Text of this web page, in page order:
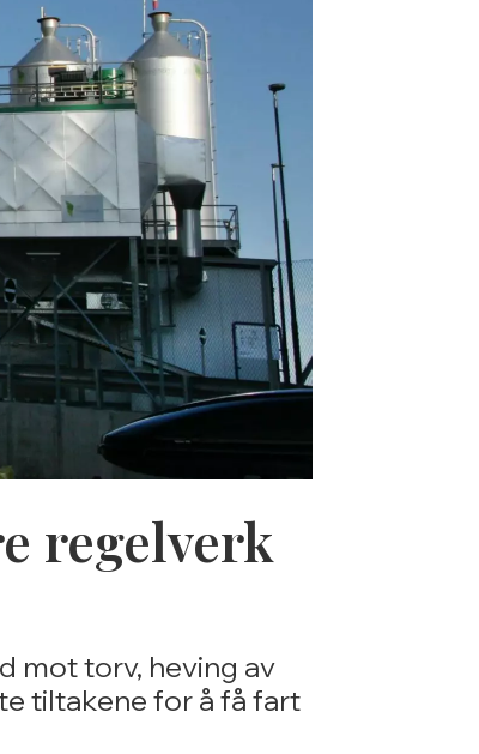
regelverk
mot torv, heving av
tiltakene for å få fart